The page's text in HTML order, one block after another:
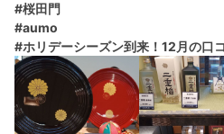
#桜田門
#aumo
#ホリデーシーズン到来！12月の口